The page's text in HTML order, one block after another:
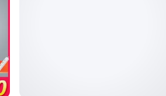
性形成完整系统。
项：
改装罐的最大承压值，避免超量程使用
系统压力临界点以下，作为最后防线
等连接件要兼顾密封性和快速拆装需